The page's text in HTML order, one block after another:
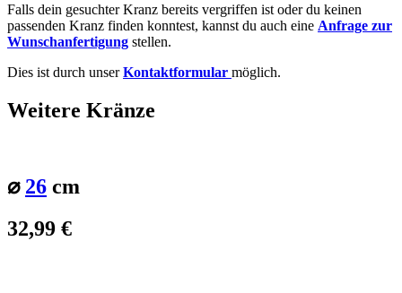
Falls dein gesuchter Kranz bereits vergriffen ist oder du keinen
passenden Kranz finden konntest, kannst du auch eine Anfrage zur
Wunschanfertigung stellen.
Dies ist durch unserKontaktformular möglich.
Weitere Kränze
⌀ 26 cm
32,99 €